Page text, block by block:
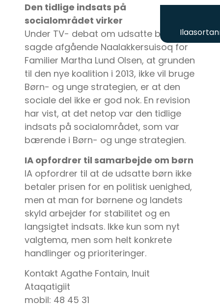
Den tidlige indsats på
socialområdet virker
Under TV- debat om udsatte børn
sagde afgående Naalakkersuisoq for
Familier Martha Lund Olsen, at grunden
til den nye koalition i 2013, ikke vil bruge
Børn- og unge strategien, er at den
sociale del ikke er god nok. En revision
har vist, at det netop var den tidlige
indsats på socialområdet, som var
bærende i Børn- og unge strategien.
IA opfordrer til samarbejde om børn
IA opfordrer til at de udsatte børn ikke
betaler prisen for en politisk uenighed,
men at man for børnene og landets
skyld arbejder for stabilitet og en
langsigtet indsats. Ikke kun som nyt
valgtema, men som helt konkrete
handlinger og prioriteringer.
Kontakt Agathe Fontain, Inuit
Ataqatigiit
mobil: 48 45 31